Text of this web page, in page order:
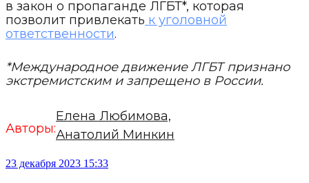
в закон о пропаганде ЛГБТ*, которая
позволит привлекать к уголовной
ответственности.
*Международное движение ЛГБТ признано
экстремистским и запрещено в России.
Авторы:
Елена Любимова,
Анатолий Минкин
23 декабря 2023 15:33